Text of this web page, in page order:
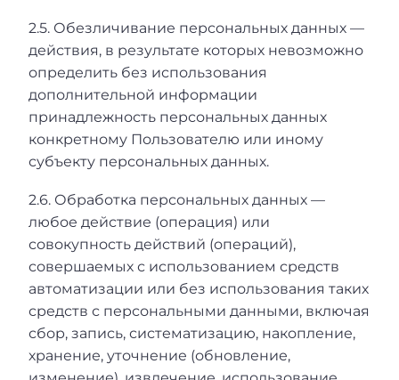
2.5. Обезличивание персональных данных —
действия, в результате которых невозможно
определить без использования
дополнительной информации
принадлежность персональных данных
конкретному Пользователю или иному
субъекту персональных данных.
2.6. Обработка персональных данных —
любое действие (операция) или
совокупность действий (операций),
совершаемых с использованием средств
автоматизации или без использования таких
средств с персональными данными, включая
сбор, запись, систематизацию, накопление,
хранение, уточнение (обновление,